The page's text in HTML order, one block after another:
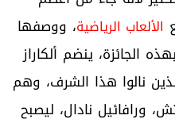
الألعاب الرياضية، ووصفها
الجائزة، ينضم ألكاراز
نالوا هذا الشرف، وهم
ورافائيل نادال، ليصبح